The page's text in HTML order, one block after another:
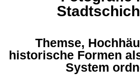
Themse,
historische Formen
System